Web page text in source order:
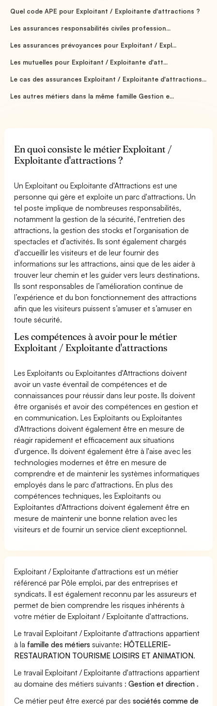
Quel code APE pour Exploitant / Exploitante d'attractions ?
Les assurances responsabilités civiles profession...
Les assurances prévoyances pour Exploitant / Expl...
Les mutuelles pour Exploitant / Exploitante d'att...
Le cas des assurances Exploitant / Exploitante d'attractions...
Les autres métiers dans la même famille Gestion e...
En quoi consiste le métier Exploitant /
Exploitante d'attractions ?
Un Exploitant ou Exploitante d'Attractions est une
personne qui gère et exploite un parc d'attractions. Un
tel poste implique de nombreuses responsabilités,
notamment la gestion de la sécurité, l'entretien des
attractions, la gestion des stocks et l'organisation de
spectacles et d'activités. Ils sont également chargés
d'accueillir les visiteurs et de leur fournir des
informations sur les attractions, ainsi que de les aider à
trouver leur chemin et les guider vers leurs destinations.
Ils sont responsables de l’amélioration continue de
l’expérience et du bon fonctionnement des attractions
afin que les visiteurs puissent s’amuser et s’amuser en
toute sécurité.
Les compétences à avoir pour le métier
Exploitant / Exploitante d'attractions
Les Exploitants ou Exploitantes d'Attractions doivent
avoir un vaste éventail de compétences et de
connaissances pour réussir dans leur poste. Ils doivent
être organisés et avoir des compétences en gestion et
en communication. Les Exploitants ou Exploitantes
d'Attractions doivent également être en mesure de
réagir rapidement et efficacement aux situations
d'urgence. Ils doivent également être à l'aise avec les
technologies modernes et être en mesure de
comprendre et de maintenir les systèmes informatiques
employés dans le parc d'attractions. En plus des
compétences techniques, les Exploitants ou
Exploitantes d'Attractions doivent également être en
mesure de maintenir une bonne relation avec les
visiteurs et de fournir un service client exceptionnel.
Exploitant / Exploitante d'attractions est un métier
référencé par Pôle emploi, par des entreprises et
syndicats. Il est également reconnu par les assureurs et
permet de bien comprendre les risques inhérents à
votre métier de Exploitant / Exploitante d'attractions.
Le travail Exploitant / Exploitante d'attractions appartient
à la famille des métiers suivante: HÔTELLERIE-
RESTAURATION TOURISME LOISIRS ET ANIMATION.
Le travail Exploitant / Exploitante d'attractions appartient
au domaine des métiers suivants :Gestion et direction .
Ce métier peut être exercé par dessociétés comme de